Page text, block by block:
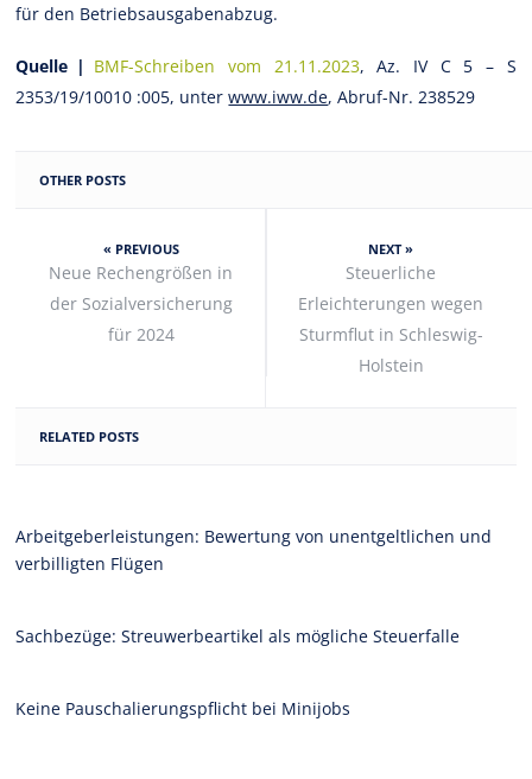
für den Betriebsausgabenabzug.
Quelle | BMF-Schreiben vom 21.11.2023, Az. IV C 5 – S
2353/19/10010 :005, unterwww.iww.de, Abruf-Nr. 238529
OTHER POSTS
« PREVIOUS
Neue Rechengrößen in
der Sozialversicherung
für 2024
NEXT »
Steuerliche
Erleichterungen wegen
Sturmflut in Schleswig-
Holstein
RELATED POSTS
Arbeitgeberleistungen: Bewertung von unentgeltlichen und
verbilligten Flügen
Sachbezüge: Streuwerbeartikel als mögliche Steuerfalle
Keine Pauschalierungspflicht bei Minijobs